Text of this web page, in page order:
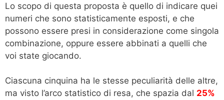
Lo scopo di questa proposta è quello di indicare quei
numeri che sono statisticamente esposti, e che
possono essere presi in considerazione come singola
combinazione, oppure essere abbinati a quelli che
voi state giocando.
Ciascuna cinquina ha le stesse peculiarità delle altre,
ma visto l’arco statistico di resa, che spazia dal 25%